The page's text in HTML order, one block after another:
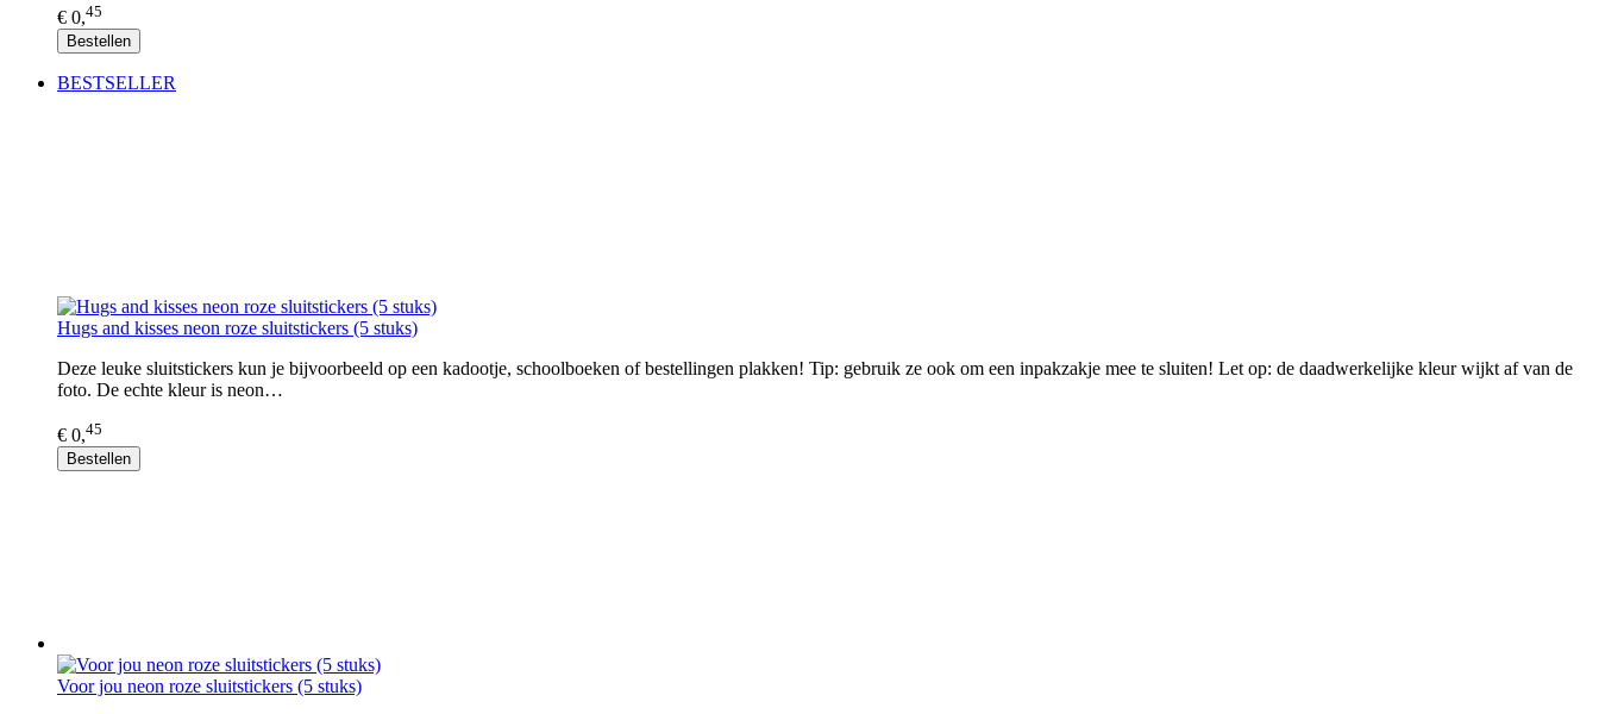
€ 0,45
Bestellen
BESTSELLER
Hugs and kisses neon roze sluitstickers (5 stuks)
Deze leuke sluitstickers kun je bijvoorbeeld op een kadootje, schoolboeken of bestellingen plakken! Tip: gebruik ze ook om een inpakzakje mee te sluiten! Let op: de daadwerkelijke kleur wijkt af van de
foto. De echte kleur is neon…
€ 0,45
Bestellen
Voor jou neon roze sluitstickers (5 stuks)